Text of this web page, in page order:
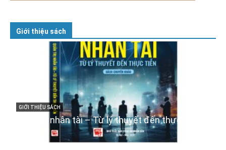
Giới thiệu sách
GIỚI THIỆU SÁCH
Cuốn sách “Tuyệt đối trung thành với Tổ quốc,
với Đảng, Nhà nước và Nhân dân – Sáng ngời
tư cách người Công an cách mạng”